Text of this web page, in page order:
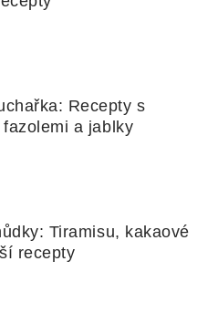
Recepty s
fazolemi a jablky
Tiramisu, kakaové
recepty